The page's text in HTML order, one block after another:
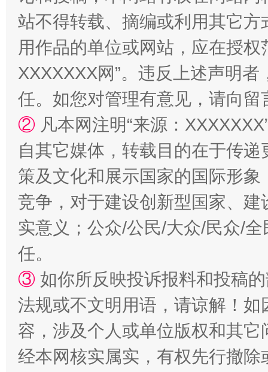
扯下公款旅游的“隐身衣” 如何以
“蜀中异人”王建安的艺术幻境
站不得转载、摘编或利用其它
用作品的单位或网站，应在授
XXXXXXX网”。违反上述声明
任。如您对管理有意见，请向
② 凡本网注明“来源：
自其它媒体，转载目的在于传
策及文化和展示国家的国际形
竞争，对于建设创新型国家、
实意义；公众/公民/大众/民众/
任。
③ 如你所反映投诉报料和投稿
法规或不文明用语，请谅解！
容，涉及个人或单位版权和其它
经本网核实属实，有权先行撤